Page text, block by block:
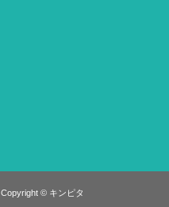
Copyright © キンピタ